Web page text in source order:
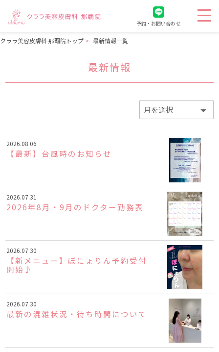
予約・お問い合わせ
クララ美容皮膚科 那覇院トップ 最新情報一覧
最新情報
2026.08.06
【最新】台風時のお知らせ
2026.07.31
2026年8月・9月のドクター勤務表
2026.07.30
【新メニュー】ぽにょりん予約受付
開始♪
2026.07.30
最新の混雑状況・待ち時間について